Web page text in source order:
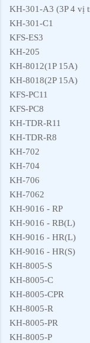
KH-301-A3 (3P 4 vị
KH-301-C1
KFS-ES3
KH-205
KH-8012(1P 15A)
KH-8018(2P 15A)
KFS-PC11
KFS-PC8
KH-TDR-R11
KH-TDR-R8
KH-702
KH-704
KH-706
KH-7062
KH-9016 - RP
KH-9016 - RB(L)
KH-9016 - HR(L)
KH-9016 - HR(S)
KH-8005-S
KH-8005-C
KH-8005-CPR
KH-8005-R
KH-8005-PR
KH-8005-P